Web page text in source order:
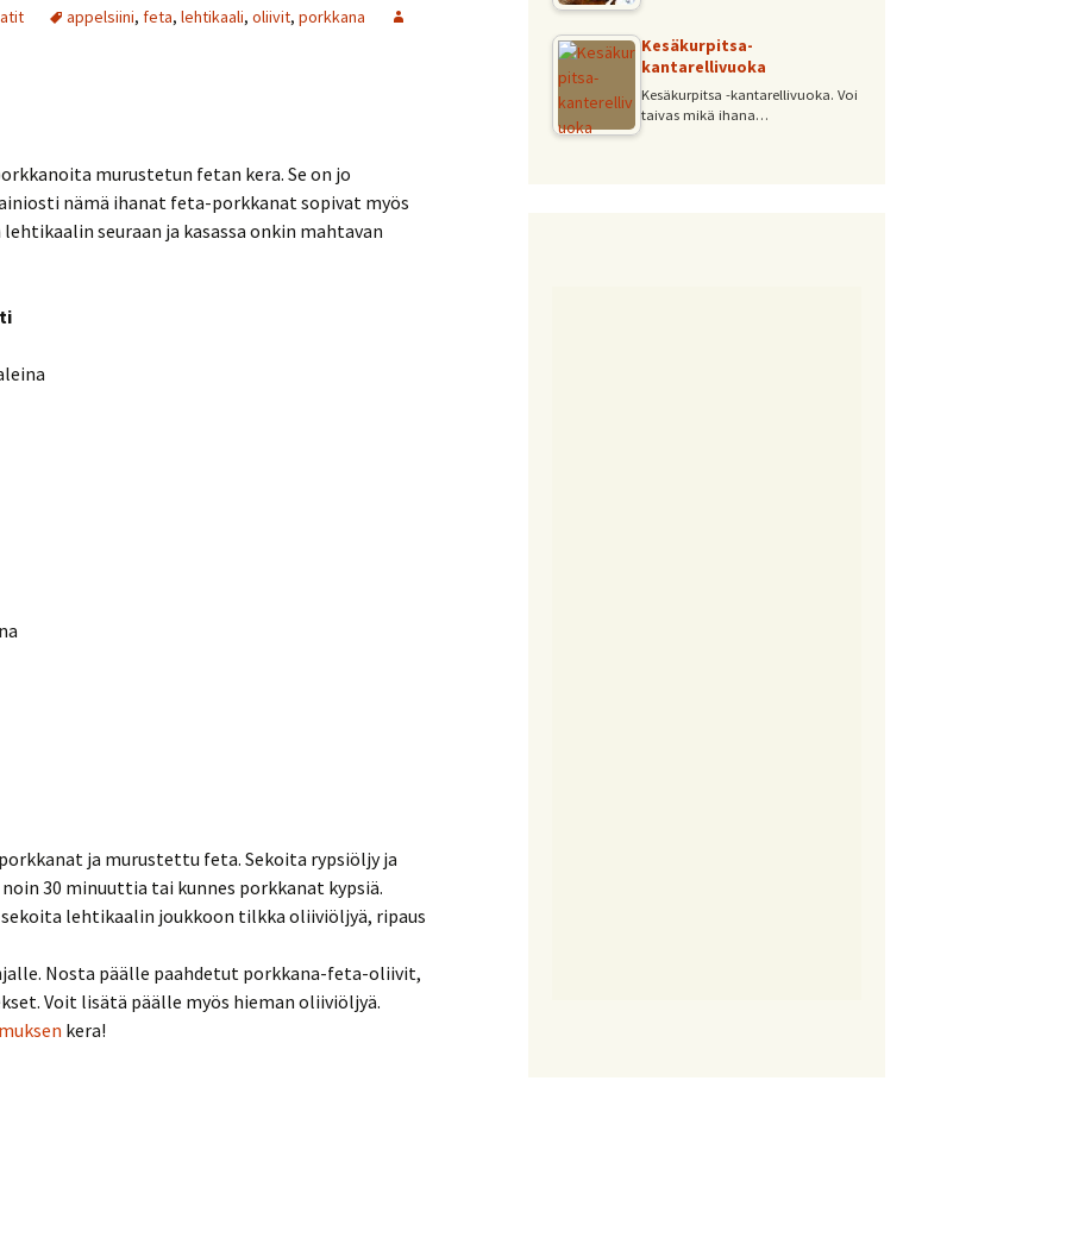
appelsiini, feta, lehtikaali, oliivit, porkkana
murustetun fetan kera. Se on jo
nämä ihanat feta-porkkanat sopivat myös
seuraan ja kasassa onkin mahtavan
ja murustettu feta. Sekoita rypsiöljy ja
30 minuuttia tai kunnes porkkanat kypsiä.
lehtikaalin joukkoon tilkka oliiviöljyä, ripaus
Nosta päälle paahdetut porkkana-feta-oliivit,
Voit lisätä päälle myös hieman oliiviöljyä.
kera!
Kesäkurpitsa-
kantarellivuoka
Kesäkurpitsa -kantarellivuoka. Voi
taivas mikä ihana…